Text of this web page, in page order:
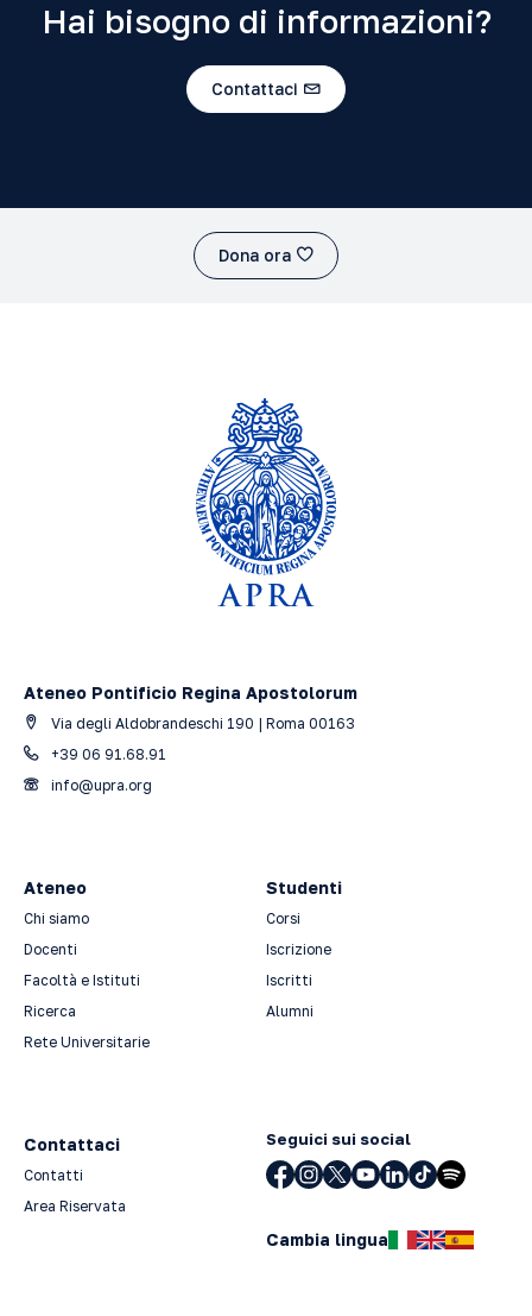
Hai bisogno di informazioni?
Contattaci
Dona ora
Ateneo Pontificio Regina Apostolorum
Via degli Aldobrandeschi 190 | Roma 00163
+39 06 91.68.91
info@upra.org
Ateneo
Chi siamo
Docenti
Facoltà e Istituti
Ricerca
Rete Universitarie
Studenti
Corsi
Iscrizione
Iscritti
Alumni
Contattaci
Contatti
Area Riservata
Seguici sui social
Cambia lingua